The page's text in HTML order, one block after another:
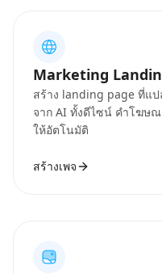
Marketing
สร้าง landing page ที่แ
จาก AI ทั้งดีไซน์ คำโฆษ
ให้อัตโนมัติ
สร้างเพจ